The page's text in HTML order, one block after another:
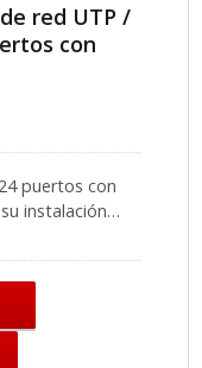
red UTP /
con
puertos con
instalación
necesaria
en el rack
de acero
que la
El panel